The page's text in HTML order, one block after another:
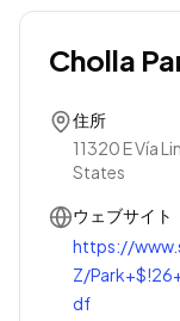
Cholla
住所
11320 E Vía
States
ウェブサイト
https://
Z/
df